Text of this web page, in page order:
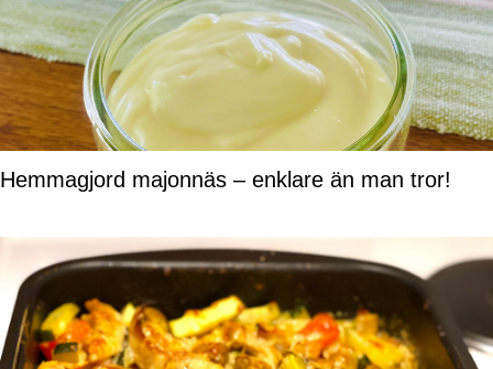
Hemmagjord majonnäs – enklare än man tror!